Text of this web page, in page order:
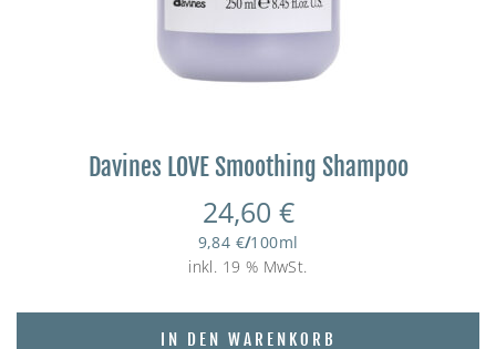
Davines LOVE Smoothing Shampoo
24,60 €
9,84 €/100ml
inkl. 19 % MwSt.
IN DEN WARENKORB